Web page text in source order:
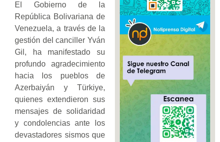
​El Gobierno de la
República Bolivariana de
Venezuela, a través de la
gestión del canciller Yván
Gil, ha manifestado su
profundo agradecimiento
hacia los pueblos de
Azerbaiyán y Türkiye,
quienes extendieron sus
mensajes de solidaridad
y condolencias ante los
devastadores sismos que